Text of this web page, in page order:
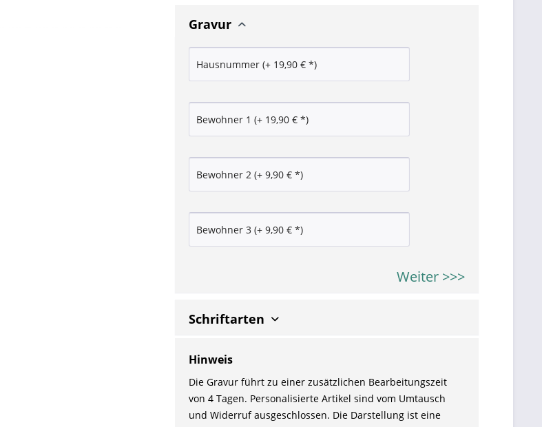
Gravur
Weiter >>>
Schriftarten
Hinweis
Die Gravur führt zu einer zusätzlichen Bearbeitungszeit
von 4 Tagen. Personalisierte Artikel sind vom Umtausch
und Widerruf ausgeschlossen. Die Darstellung ist eine